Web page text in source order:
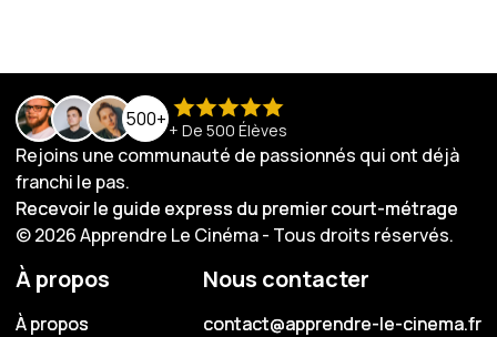
500+ + De 500 Élèves
Rejoins une communauté de passionnés qui ont déjà
franchi le pas.
Recevoir le guide express du premier court-métrage
Recevoir le guide express du premier court-métrage
© 2026 Apprendre Le Cinéma - Tous droits réservés.
À propos
À propos
À propos
Nous contacter
contact@apprendre-le-cinema.fr
contact@apprendre-le-cinema.fr